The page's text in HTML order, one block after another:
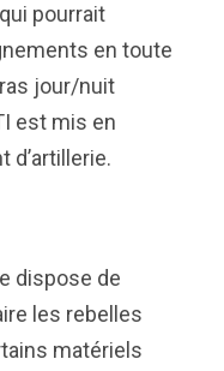
pourrait
en toute
jour/nuit
est mis en
d’artillerie.
dispose de
les rebelles
matériels